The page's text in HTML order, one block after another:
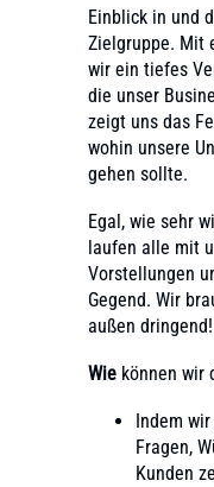
Einblick in und
Zielgruppe. Mit
wir ein tiefes
die unser
zeigt uns das
wohin unsere
gehen sollte.
Egal, wie sehr
laufen alle mit
Vorstellungen
Gegend. Wir
außen dringend!
Wie können wir
Indem
Fragen,
Kunden